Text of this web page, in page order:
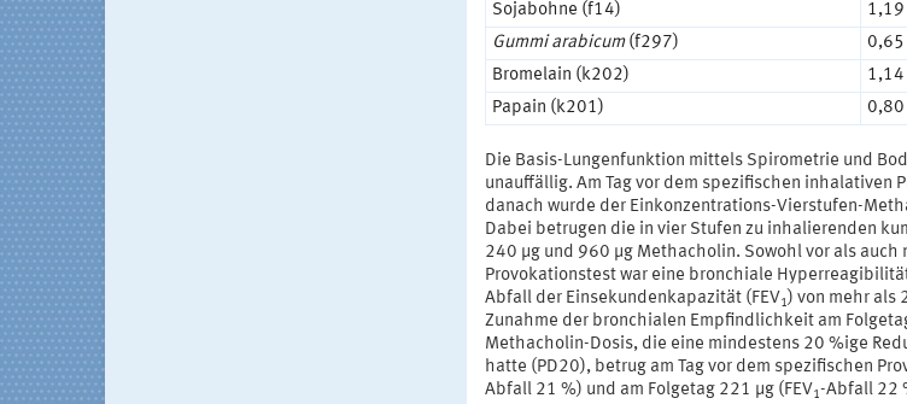
Sojabohne (f14)
1,19
Gummi arabicum(f297)
0,65
Bromelain (k202)
1,14
Papain (k201)
0,80
Die Basis-Lungenfunktion mittels Spirometrie und
unauffällig. Am Tag vor dem spezifischen inhalativen
danach wurde der Einkonzentrations-Vierstufen-
Dabei betrugen die in vier Stufen zu inhalierenden
240 μg und 960 μg Methacholin. Sowohl vor als auch
Provokationstest war eine bronchiale
Abfall der Einsekundenkapazität (FEV1) von mehr als
Zunahme der bronchialen Empfindlichkeit am
Methacholin-Dosis, die eine mindestens 20 %ige
hatte (PD20), betrug am Tag vor dem spezifischen
Abfall 21 %) und am Folgetag 221 μg (FEV1-Abfall 22